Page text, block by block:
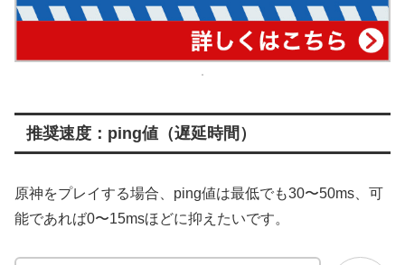
推奨速度：ping値（遅延時間）
原神をプレイする場合、ping値は最低でも30〜50ms、可
能であれば0〜15msほどに抑えたいです。